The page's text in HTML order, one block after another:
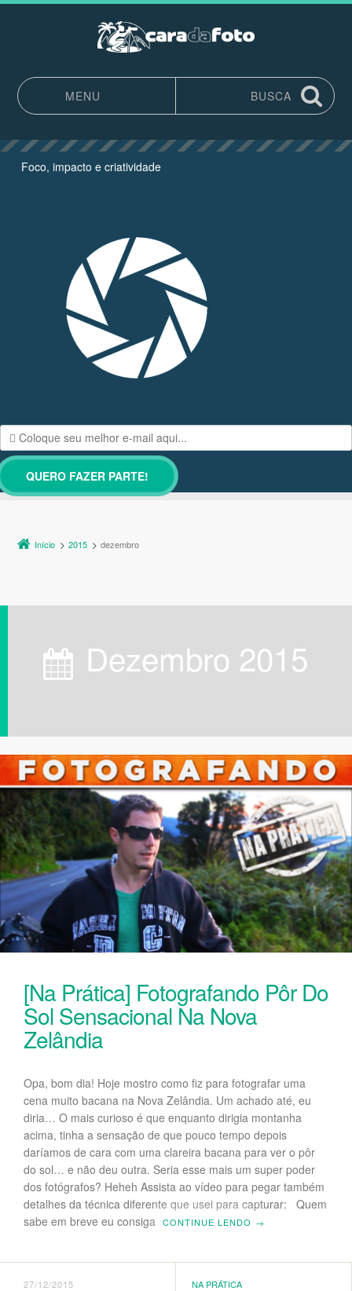
MENU
BUSCA
Foco, impacto e criatividade
Início 2015 dezembro
dezembro 2015
[Na Prática] Fotografando Pôr Do
Sol Sensacional Na Nova
Zelândia
Opa, bom dia! Hoje mostro como fiz para fotografar uma
cena muito bacana na Nova Zelândia. Um achado até, eu
diria… O mais curioso é que enquanto dirigia montanha
acima, tinha a sensação de que pouco tempo depois
daríamos de cara com uma clareira bacana para ver o pôr
do sol… e não deu outra. Seria esse mais um super poder
dos fotógrafos? Heheh Assista ao vídeo para pegar também
detalhes da técnica diferente que usei para capturar: Quem
sabe em breve eu consiga
CONTINUE LENDO →
27/12/2015 NA PRÁTICA